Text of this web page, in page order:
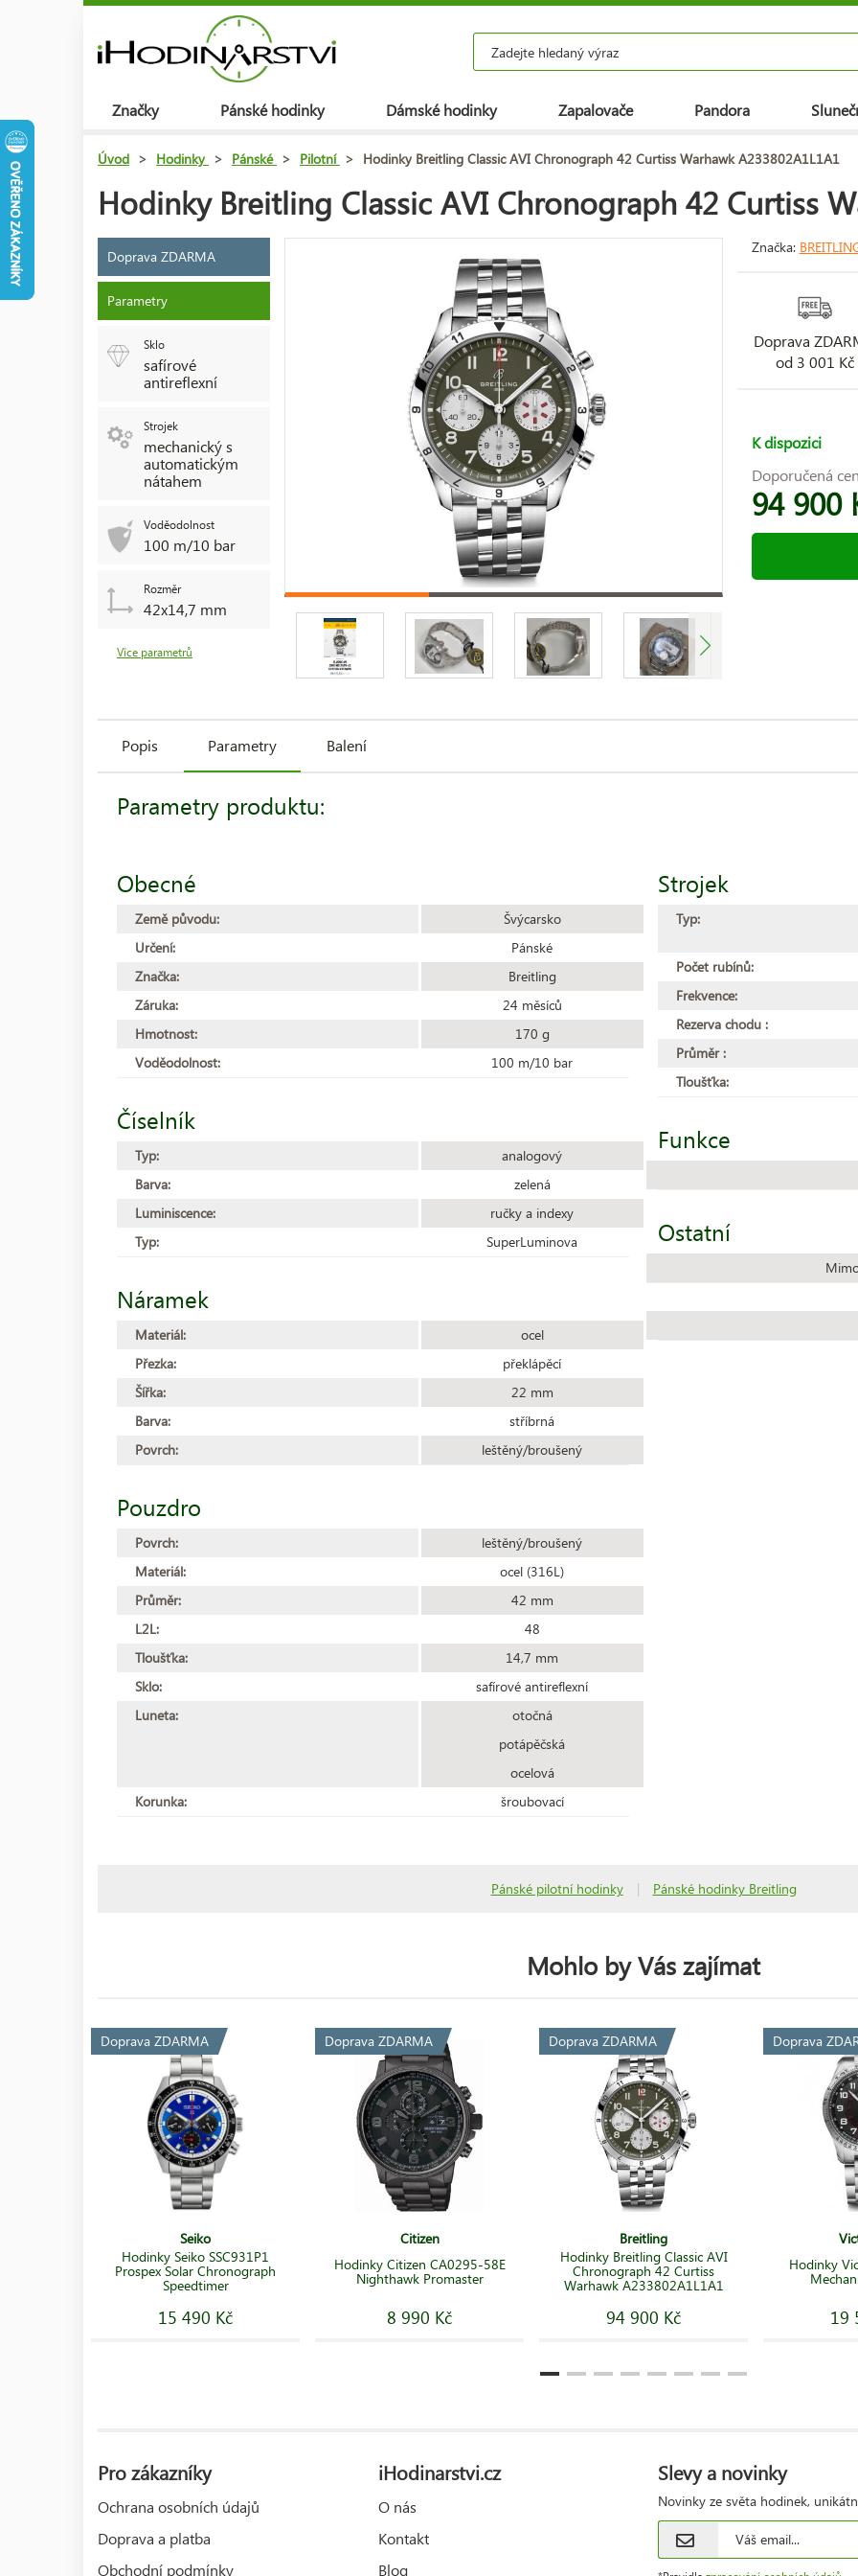
Značky Pánské hodinky Dámské hodinky Zapalovače Pandora
Úvod > Hodinky > Pánské > Pilotní > Hodinky Breitling Classic AVI Chronograph 42 Curtiss Warhawk A233802A1L1A1
Hodinky Breitling Classic AVI Chronograph 42 Curtiss
Doprava ZDARMA
Parametry
Sklo
safírové
antireflexní
Strojek
mechanický s
automatickým
nátahem
Voděodolnost
100 m/10 bar
Rozměr
42x14,7 mm
Více parametrů
Značka:
Doprava
od 3 001 Kč
K dispozici
Doporučená
94 900
Popis Parametry Balení
Parametry produktu:
Obecné
Země původu:
Švýcarsko
Určení:
Pánské
Značka:
Breitling
Záruka:
24 měsíců
Hmotnost:
170 g
Voděodolnost:
100 m/10 bar
Číselník
Typ:
analogový
Barva:
zelená
Luminiscence:
ručky a indexy
Typ:
SuperLuminova
Náramek
Materiál:
ocel
Přezka:
překlápěcí
Šířka:
22 mm
Barva:
stříbrná
Povrch:
leštěný/broušený
Pouzdro
Povrch:
leštěný/broušený
Materiál:
ocel (316L)
Průměr:
42 mm
L2L:
48
Tloušťka:
14,7 mm
Sklo:
safírové antireflexní
Luneta:
otočná
potápěčská
ocelová
Korunka:
šroubovací
Strojek
Typ:
Počet rubínů:
Frekvence:
Rezerva chodu :
Průměr :
Tloušťka:
Funkce
Ostatní
Pánské pilotní hodinky | Pánské hodinky Breitling
Mohlo by Vás zajímat
Doprava ZDARMA
Seiko
Hodinky Seiko SSC931P1
Prospex Solar Chronograph
Speedtimer
15 490 Kč
Doprava ZDARMA
Citizen
Hodinky Citizen CA0295-58E
Nighthawk Promaster
8 990 Kč
Doprava ZDARMA
Breitling
Hodinky Breitling Classic AVI
Chronograph 42 Curtiss
Warhawk A233802A1L1A1
94 900 Kč
Doprava
Hodinky
19
Pro zákazníky
Ochrana osobních údajů
Doprava a platba
Obchodní podmínky
iHodinarstvi.cz
O nás
Kontakt
Blog
Slevy a novinky
Novinky ze světa hodinek,